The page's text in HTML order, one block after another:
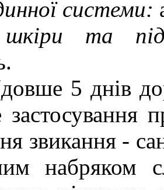
системи:
та
5 днів
застосування
звикання -
набряком